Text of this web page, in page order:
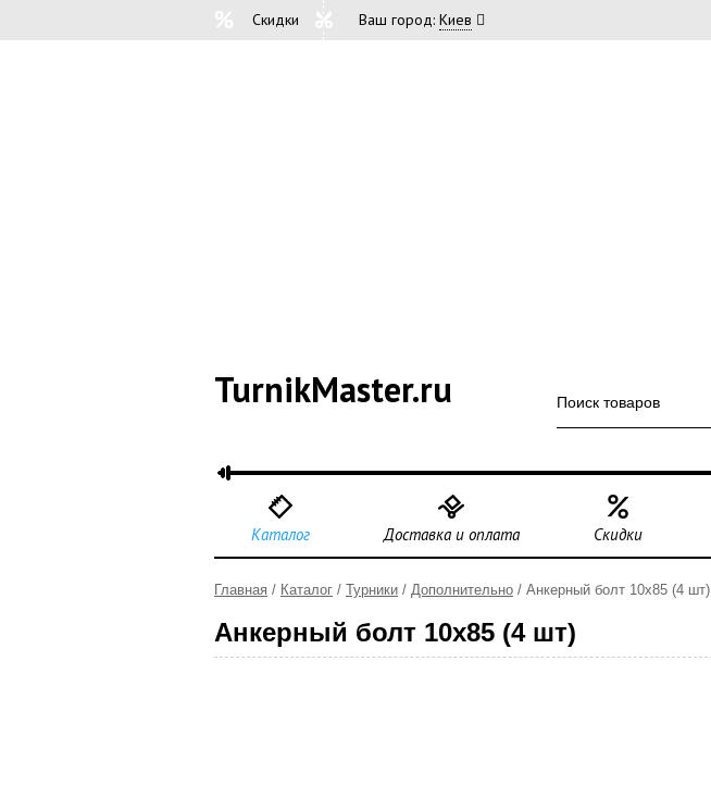
Скидки Ваш город: Киев
TurnikMaster.ru
Каталог Доставка и оплата Скидки
Главная / Каталог / Турники / Дополнительно / Анкерный болт 10х85 (4 шт)
Анкерный болт 10х85 (4 шт)